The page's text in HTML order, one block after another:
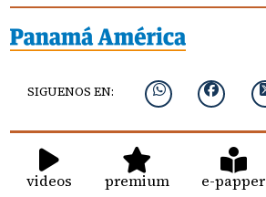
SIGUENOS EN:
videos premium e-papper